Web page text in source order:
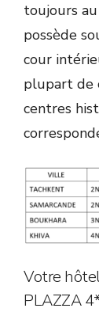
toujours
possède
cour
plupart de
centres
Votre
PLAZZA